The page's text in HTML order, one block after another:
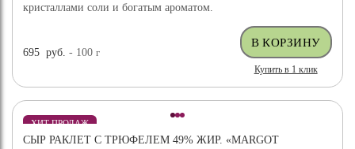
кристаллами соли и богатым ароматом.
695 руб. - 100г
Купить в 1 клик
ХИТ ПРОДАЖ
ВЫБОР ЭКСПЕРТА
СЫР РАКЛЕТ С ТРЮФЕЛЕМ 49% ЖИР. «MARGOT